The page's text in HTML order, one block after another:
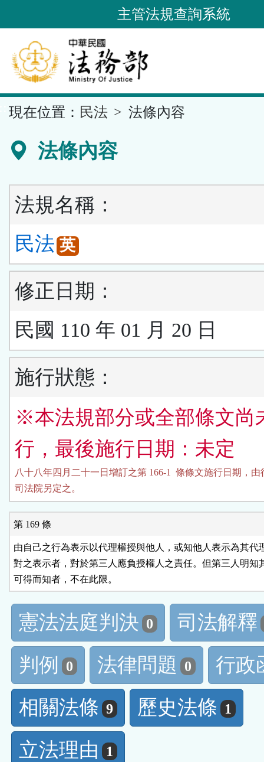
到
要
內
容
區
主管法規查詢系統
現在位置： 民法 法條內容
法條內容
法規名稱：
民法 英
修正日期：
民國 110 年 01 月 20 日
施行狀態：
※本法規部分或全部條文尚
行，最後施行日期：未定
八十八年四月二十一日增訂之第 166-1  條條文施行日期，由
司法院另定之。
第 169 條
由自己之行為表示以代理權授與他人，或知他人表示為其代
對之表示者，對於第三人應負授權人之責任。但第三人明知
可得而知者，不在此限。
憲法法庭判決 0
司法解釋
判例
0 法律問題 0
行政
相關法條 9 歷史法條 1
立法理由 1